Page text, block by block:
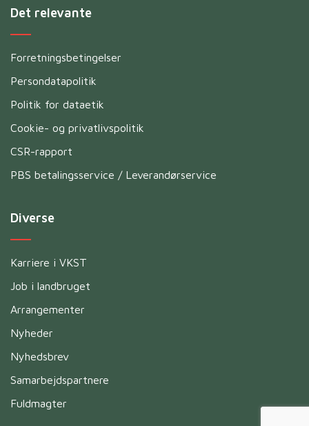
Det relevante
Forretningsbetingelser
Persondatapolitik
Politik for dataetik
Cookie- og privatlivspolitik
CSR-rapport
PBS betalingsservice / Leverandørservice
Diverse
Karriere i VKST
Job i landbruget
Arrangementer
Nyheder
Nyhedsbrev
Samarbejdspartnere
Fuldmagter